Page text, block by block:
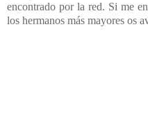
encontrado por la red. Si me
los hermanos más mayores os